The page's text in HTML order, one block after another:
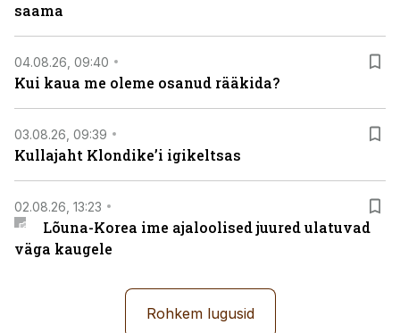
saama
04.08.26, 09:40
Kui kaua me oleme osanud rääkida?
03.08.26, 09:39
Kullajaht Klondike’i igikeltsas
02.08.26, 13:23
Lõuna-Korea ime ajaloolised juured ulatuvad
väga kaugele
Rohkem lugusid